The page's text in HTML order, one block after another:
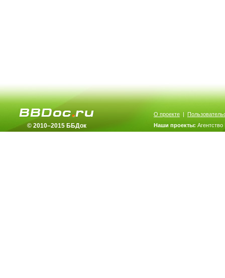
© 2010–2015 ББДок
О проекте |
Наши проекты: